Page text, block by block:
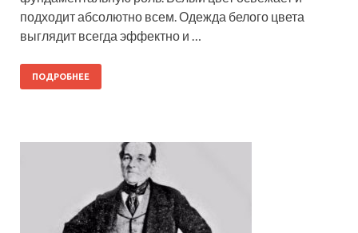
подходит абсолютно всем. Одежда белого цвета
выглядит всегда эффектно и …
ПОДРОБНЕЕ